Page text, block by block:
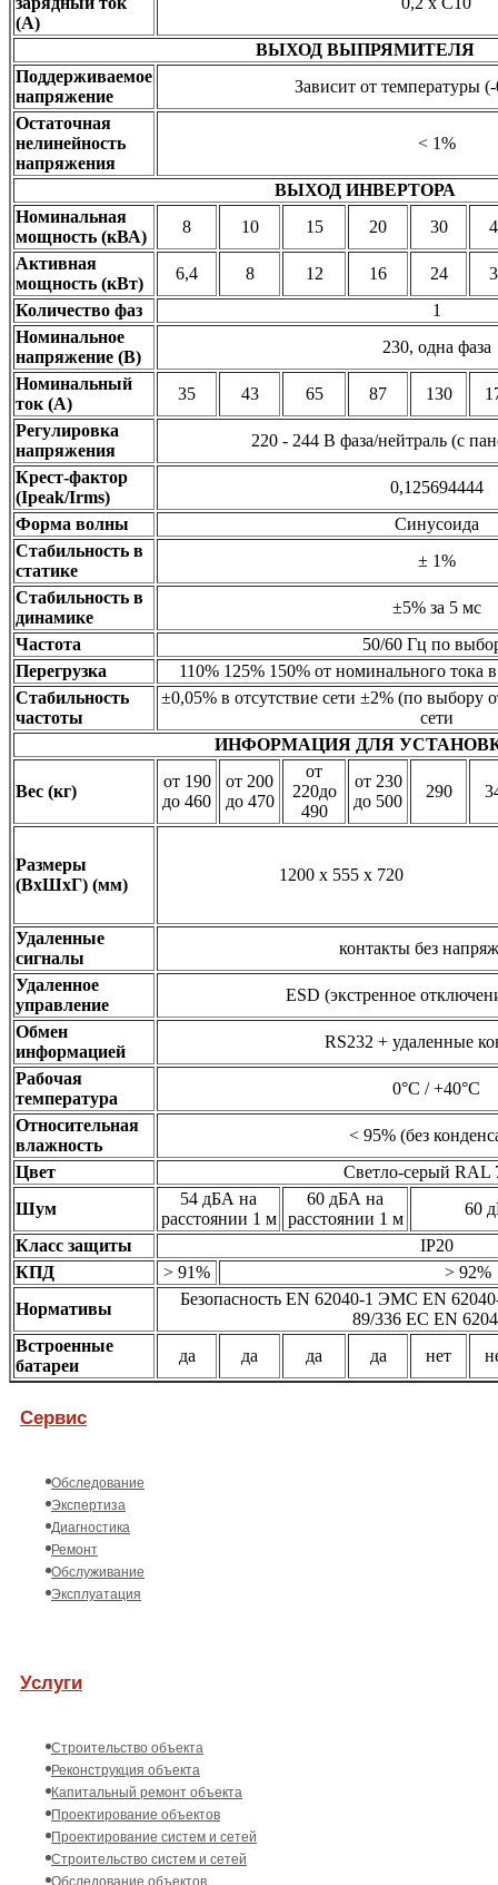
(А)
ВЫХОД ВЫПРЯМИТЕЛЯ
Поддерживаемое
напряжение
Зависит от температуры
Остаточная
нелинейность
напряжения
< 1%
ВЫХОД ИНВЕРТОРА
Номинальная
мощность (кВА)
8 10 15 20 30
Активная
мощность (кВт)
6,4 8 12 16 24
Количество фаз
1
Номинальное
напряжение (В)
230, одна фаза
Номинальный
ток (А)
35 43 65 87 130
Регулировка
напряжения
220 - 244 В фаза/нейтраль (с
Крест-фактор
(Ipeak/Irms)
0,125694444
Форма волны
Синусоида
Стабильность в
статике
± 1%
Стабильность в
динамике
±5% за 5 мс
Частота
50/60 Гц по
Перегрузка
110% 125% 150% от номинального тока
Стабильность
частоты
±0,05% в отсутствие сети ±2% (по выбору
сети
ИНФОРМАЦИЯ ДЛЯ
Вес (кг)
от 190
до 460
от 200
до 470
от
220до
490
от 230
до 500
290
Размеры
(ВхШхГ) (мм)
1200 x 555 x 720
Удаленные
сигналы
контакты без
Удаленное
управление
ESD (экстренное
Обмен
информацией
RS232 + удаленные
Рабочая
температура
0°C / +40°C
Относительная
влажность
< 95% (без
Цвет
Светло-серый RAL
Шум
54 дБА на
расстоянии 1 м
60 дБА на
расстоянии 1 м
60
Класс защиты
IP20
КПД
> 91%
> 92%
Нормативы
Безопасность EN 62040-1 ЭМС EN
89/336 EC EN
Встроенные
батареи
да да да да нет
Сервис
Обследование
Экспертиза
Диагностика
Ремонт
Обслуживание
Эксплуатация
Услуги
Строительство объекта
Реконструкция объекта
Капитальный ремонт объекта
Проектирование объектов
Проектирование систем и сетей
Строительство систем и сетей
Обследование объектов